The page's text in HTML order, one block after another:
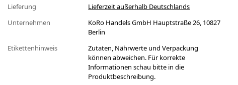
Lieferung
Lieferzeit außerhalb Deutschlands
Unternehmen
KoRo Handels GmbH Hauptstraße 26, 10827
Berlin
Etikettenhinweis
Zutaten, Nährwerte und Verpackung
können abweichen. Für korrekte
Informationen schau bitte in die
Produktbeschreibung.